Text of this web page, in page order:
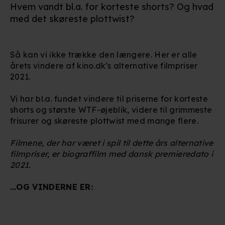
Hvem vandt bl.a. for korteste shorts? Og hvad
med det skøreste plottwist?
Så kan vi ikke trække den længere. Her er alle
årets vindere af kino.dk's alternative filmpriser
2021.
Vi har bl.a. fundet vindere til priserne for korteste
shorts og største WTF-øjeblik, videre til grimmeste
frisurer og skøreste plottwist med mange flere.
Filmene, der har været i spil til dette års alternative
filmpriser, er biograffilm med dansk premieredato i
2021.
…OG VINDERNE ER: